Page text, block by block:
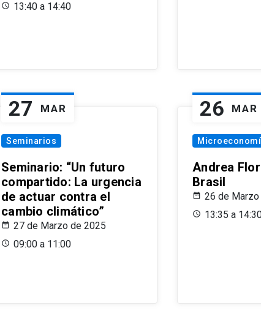
13:40 a 14:40
27 MAR
Seminarios
Seminario: “Un futuro
compartido: La urgencia
de actuar contra el
cambio climático”
27 de Marzo de 2025
09:00 a 11:00
26 MAR
Andrea
Brasil
26 de
13:35 a